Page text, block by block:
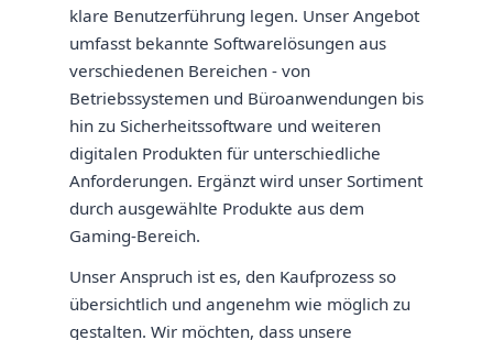
klare Benutzerführung legen. Unser Angebot
umfasst bekannte Softwarelösungen aus
verschiedenen Bereichen - von
Betriebssystemen und Büroanwendungen bis
hin zu Sicherheitssoftware und weiteren
digitalen Produkten für unterschiedliche
Anforderungen. Ergänzt wird unser Sortiment
durch ausgewählte Produkte aus dem
Gaming-Bereich.
Unser Anspruch ist es, den Kaufprozess so
übersichtlich und angenehm wie möglich zu
gestalten. Wir möchten, dass unsere